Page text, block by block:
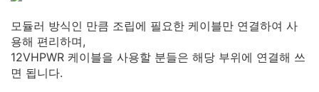
모듈러 방식인 만큼 조립에 필요한 케이블만 연결하여 사
용해 편리하며,
12VHPWR 케이블을 사용할 분들은 해당 부위에 연결해 쓰
면 됩니다.